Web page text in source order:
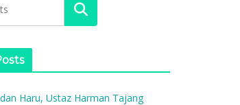
Search
Haru, Ustaz Harman Tajang